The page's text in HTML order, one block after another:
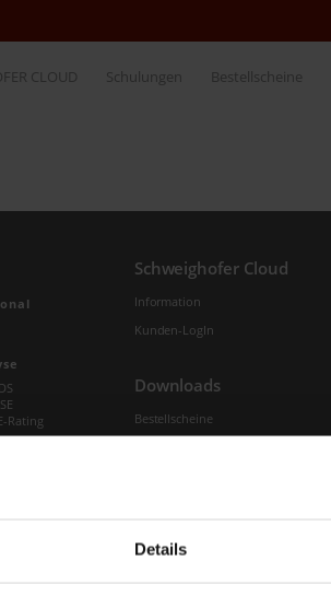
Details
CLOUD Schulungen Bestellscheine
Rating
Schweighofer Cloud
Information
Kunden-LogIn
Downloads
Bestellscheine
Schulungen
Referenzen